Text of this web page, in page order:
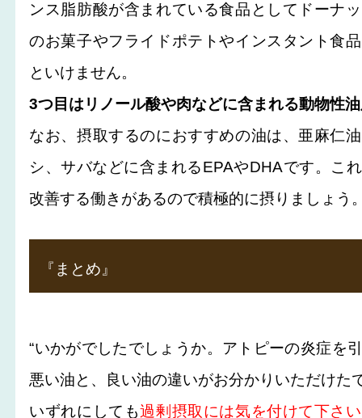
ンス脂肪酸が含まれている食品としてドーナ
のお菓子やフライドポテトやインスタント食
といけません。
3つ目はリノール酸や肉などに含まれる動物性
なお、摂取するのにおすすめの油は、亜麻仁
シ、サバなどに含まれるEPAやDHAです。こ
改善する働きがあるので積極的に摂りましょう
『まとめ』
“いかがでしたでしょうか。アトピーの炎症を
悪い油と、良い油の違いがお分かりいただけた
いずれにしても過剰摂取には気を付けて下さい